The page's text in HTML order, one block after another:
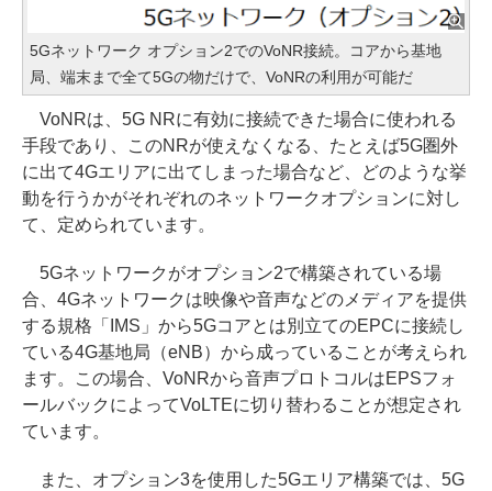
5Gネットワーク オプション2でのVoNR接続。コアから基地
局、端末まで全て5Gの物だけで、VoNRの利用が可能だ
VoNRは、5G NRに有効に接続できた場合に使われる
手段であり、このNRが使えなくなる、たとえば5G圏外
に出て4Gエリアに出てしまった場合など、どのような挙
動を行うかがそれぞれのネットワークオプションに対し
て、定められています。
5Gネットワークがオプション2で構築されている場
合、4Gネットワークは映像や音声などのメディアを提供
する規格「IMS」から5Gコアとは別立てのEPCに接続し
ている4G基地局（eNB）から成っていることが考えられ
ます。この場合、VoNRから音声プロトコルはEPSフォ
ールバックによってVoLTEに切り替わることが想定され
ています。
また、オプション3を使用した5Gエリア構築では、5G